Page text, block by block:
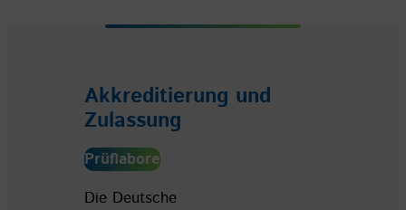
Akkreditierung und
Zulassung
Prüflabore
Die Deutsche